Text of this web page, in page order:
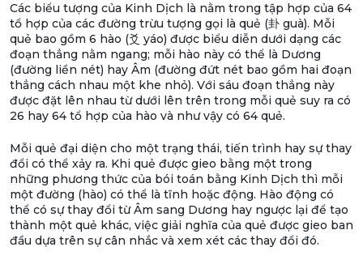
Các biểu tượng của Kinh Dịch là nằm trong tập hợp của 64
tổ hợp của các đường trừu tượng gọi là quẻ (卦 guà). Mỗi
quẻ bao gồm 6 hào (爻 yáo) được biểu diễn dưới dạng các
đoạn thẳng nằm ngang; mỗi hào này có thể là Dương
(đường liền nét) hay Âm (đường đứt nét bao gồm hai đoạn
thẳng cách nhau một khe nhỏ). Với sáu đoạn thẳng này
được đặt lên nhau từ dưới lên trên trong mỗi quẻ suy ra có
26 hay 64 tổ hợp của hào và như vậy có 64 quẻ.
Mỗi quẻ đại diện cho một trạng thái, tiến trình hay sự thay
đổi có thể xảy ra. Khi quẻ được gieo bằng một trong
những phương thức của bói toán bằng Kinh Dịch thì mỗi
một đường (hào) có thể là tĩnh hoặc động. Hào động có
thể có sự thay đổi từ Âm sang Dương hay ngược lại để tạo
thành một quẻ khác, việc giải nghĩa của quẻ được gieo ban
đầu dựa trên sự cân nhắc và xem xét các thay đổi đó.